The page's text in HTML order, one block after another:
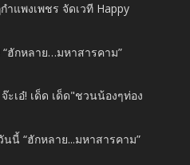
แพงเพชร จัดเวที Happy
ฮักหลาย…มหาสารคาม”
ะเอ๋! เด็ด เด็ด"ชวนน้องๆท่อง
นี้ “ฮักหลาย...มหาสารคาม”